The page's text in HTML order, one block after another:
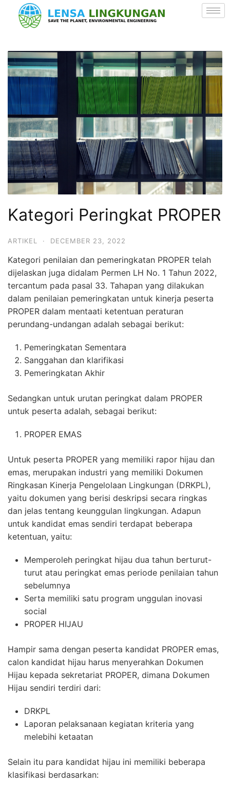
Kategori Peringkat PROPER
ARTIKEL · DECEMBER 23, 2022
Kategori penilaian dan pemeringkatan PROPER telah
dijelaskan juga didalam Permen LH No. 1 Tahun 2022,
tercantum pada pasal 33. Tahapan yang dilakukan
dalam penilaian pemeringkatan untuk kinerja peserta
PROPER dalam mentaati ketentuan peraturan
perundang-undangan adalah sebagai berikut:
Pemeringkatan Sementara
Sanggahan dan klarifikasi
Pemeringkatan Akhir
Sedangkan untuk urutan peringkat dalam PROPER
untuk peserta adalah, sebagai berikut:
PROPER EMAS
Untuk peserta PROPER yang memiliki rapor hijau dan
emas, merupakan industri yang memiliki Dokumen
Ringkasan Kinerja Pengelolaan Lingkungan (DRKPL),
yaitu dokumen yang berisi deskripsi secara ringkas
dan jelas tentang keunggulan lingkungan. Adapun
untuk kandidat emas sendiri terdapat beberapa
ketentuan, yaitu:
Memperoleh peringkat hijau dua tahun berturut-
turut atau peringkat emas periode penilaian tahun
sebelumnya
Serta memiliki satu program unggulan inovasi
social
PROPER HIJAU
Hampir sama dengan peserta kandidat PROPER emas,
calon kandidat hijau harus menyerahkan Dokumen
Hijau kepada sekretariat PROPER, dimana Dokumen
Hijau sendiri terdiri dari:
DRKPL
Laporan pelaksanaan kegiatan kriteria yang
melebihi ketaatan
Selain itu para kandidat hijau ini memiliki beberapa
klasifikasi berdasarkan: